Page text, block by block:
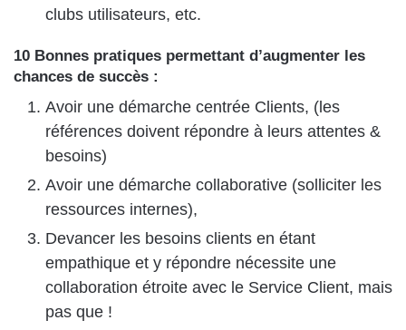
clubs utilisateurs, etc.
10 Bonnes pratiques permettant d’augmenter les
chances de succès :
Avoir une démarche centrée Clients, (les
références doivent répondre à leurs attentes &
besoins)
Avoir une démarche collaborative (solliciter les
ressources internes),
Devancer les besoins clients en étant
empathique et y répondre nécessite une
collaboration étroite avec le Service Client, mais
pas que !